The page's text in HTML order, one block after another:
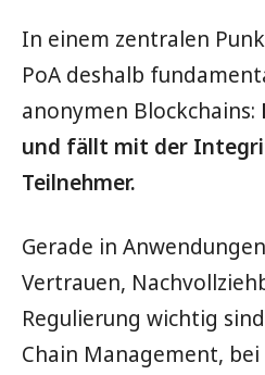
In einem zentralen
PoA deshalb
anonymen Blockchains:
und fällt mit der
Teilnehmer.
Gerade in
Vertrauen,
Regulierung wichtig
Chain Management,